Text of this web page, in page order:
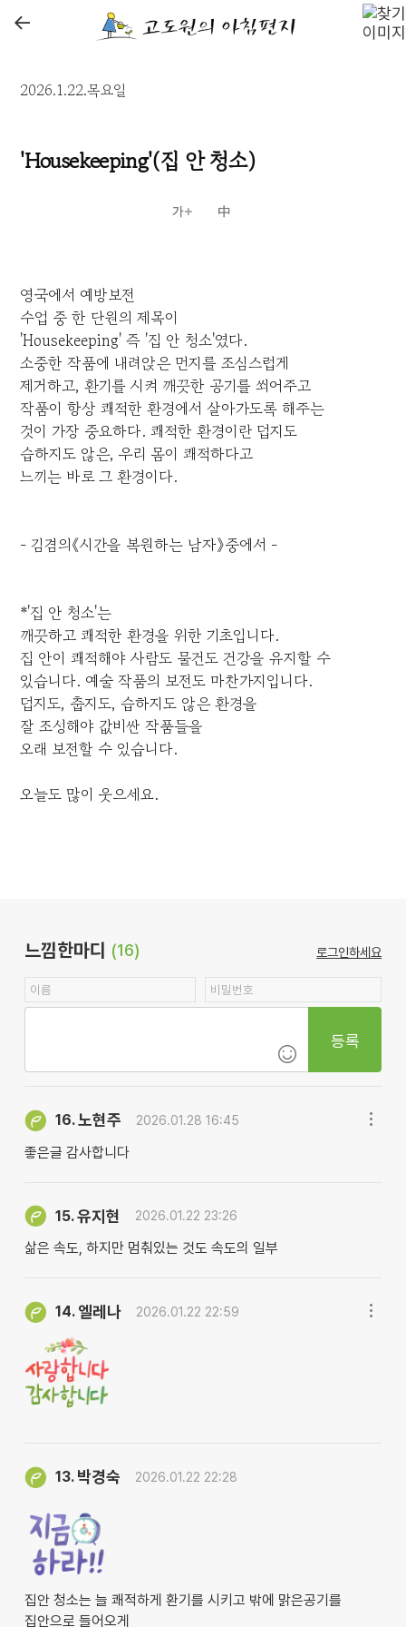
←
2026.1.22.목요일
'Housekeeping'(집 안 청소)
영국에서 예방보전
수업 중 한 단원의 제목이
'Housekeeping' 즉 '집 안 청소'였다.
소중한 작품에 내려앉은 먼지를 조심스럽게
제거하고, 환기를 시켜 깨끗한 공기를 쐬어주고
작품이 항상 쾌적한 환경에서 살아가도록 해주는
것이 가장 중요하다. 쾌적한 환경이란 덥지도
습하지도 않은, 우리 몸이 쾌적하다고
느끼는 바로 그 환경이다.
- 김겸의《시간을 복원하는 남자》중에서 -
*'집 안 청소'는
깨끗하고 쾌적한 환경을 위한 기초입니다.
집 안이 쾌적해야 사람도 물건도 건강을 유지할 수
있습니다. 예술 작품의 보전도 마찬가지입니다.
덥지도, 춥지도, 습하지도 않은 환경을
잘 조성해야 값비싼 작품들을
오래 보전할 수 있습니다.
오늘도 많이 웃으세요.
느낌한마디 (16) 로그인하세요
등록
16.노현주 2026.01.28 16:45
좋은글 감사합니다
15.유지현 2026.01.22 23:26
삶은 속도, 하지만 멈춰있는 것도 속도의 일부
14. 엘레나 2026.01.22 22:59
13. 박경숙 2026.01.22 22:28
집안 청소는 늘 쾌적하게 환기를 시키고 밖에 맑은공기를
집안으로 들어오게